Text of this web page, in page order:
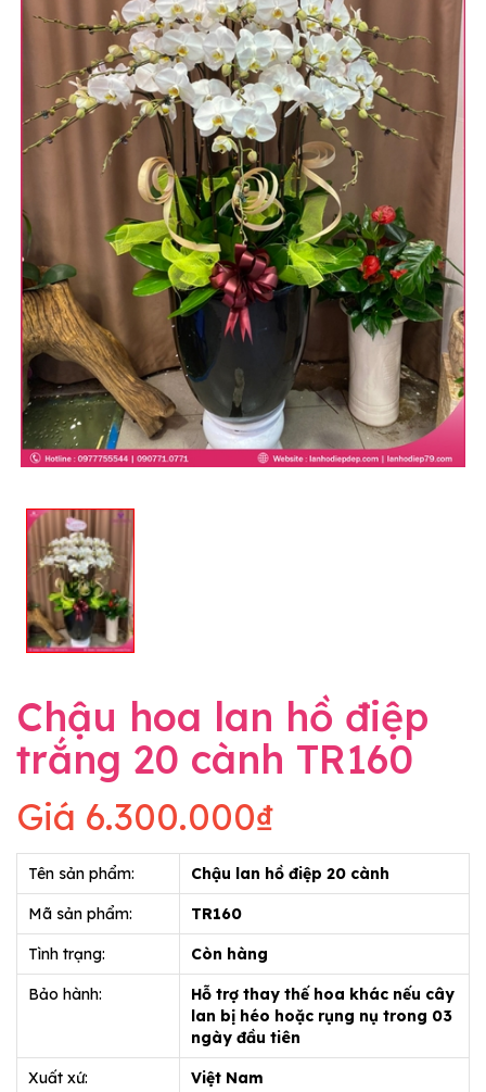
Chậu hoa lan hồ điệp
trắng 20 cành TR160
Giá 6.300.000₫
Tên sản phẩm: Chậu lan hồ điệp 20 cành
Mã sản phẩm: TR160
Tình trạng: Còn hàng
Bảo hành:
Hỗ trợ thay thế hoa khác nếu cây
lan bị héo hoặc rụng nụ trong 03
ngày đầu tiên
Xuất xứ: Việt Nam